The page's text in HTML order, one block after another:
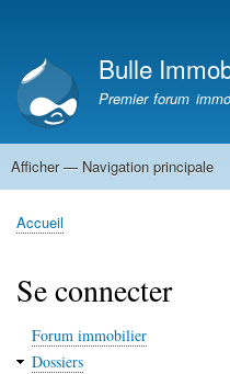
compte
de
l'utilisateur
Bulle
Premier forum
Navigation
Afficher — Navigation principale
Accueil
Fil
Accueil
Se connecter
Forum immobilier
Dossiers